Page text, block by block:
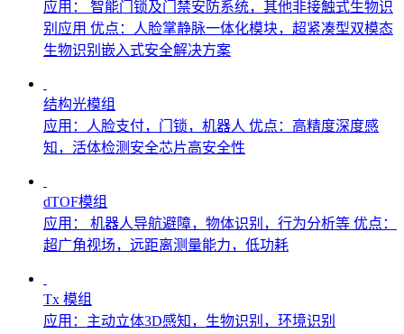
应用： 智能门锁及门禁安防系统，其他非接触式生物识
别应用 优点：人脸掌静脉一体化模块，超紧凑型双模态
生物识别嵌入式安全解决方案
结构光模组
应用：人脸支付，门锁，机器人 优点：高精度深度感
知，活体检测安全芯片高安全性
dTOF模组
应用： 机器人导航避障，物体识别，行为分析等 优点：
超广角视场，远距离测量能力，低功耗
Tx 模组
应用：主动立体3D感知，生物识别，环境识别